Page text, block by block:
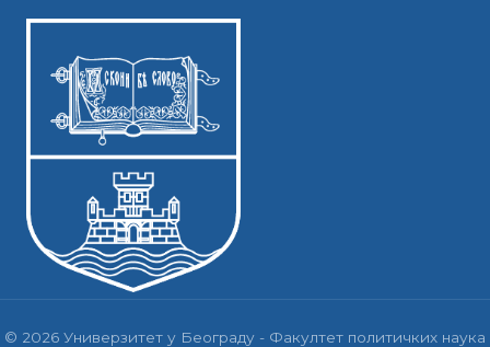
© 2026 Универзитет у Београду - Факултет политичких наука